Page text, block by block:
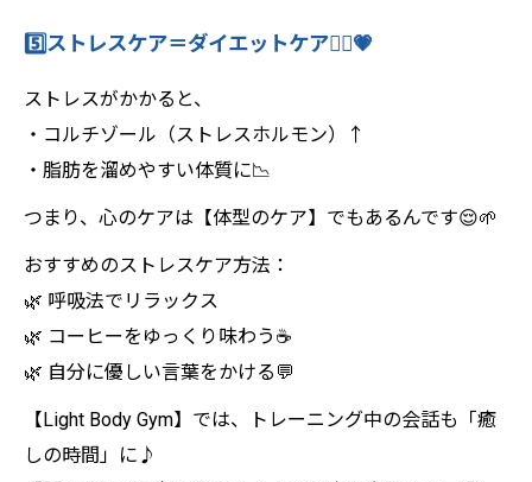
5️⃣ストレスケア＝ダイエットケア🧘‍♀️💗
ストレスがかかると、
・コルチゾール（ストレスホルモン）↑
・脂肪を溜めやすい体質に📉
つまり、心のケアは【体型のケア】でもあるんです😌🌱
おすすめのストレスケア方法：
🌿 呼吸法でリラックス
🌿 コーヒーをゆっくり味わう☕
🌿 自分に優しい言葉をかける💬
【Light Body Gym】では、トレーニング中の会話も「癒
しの時間」に♪